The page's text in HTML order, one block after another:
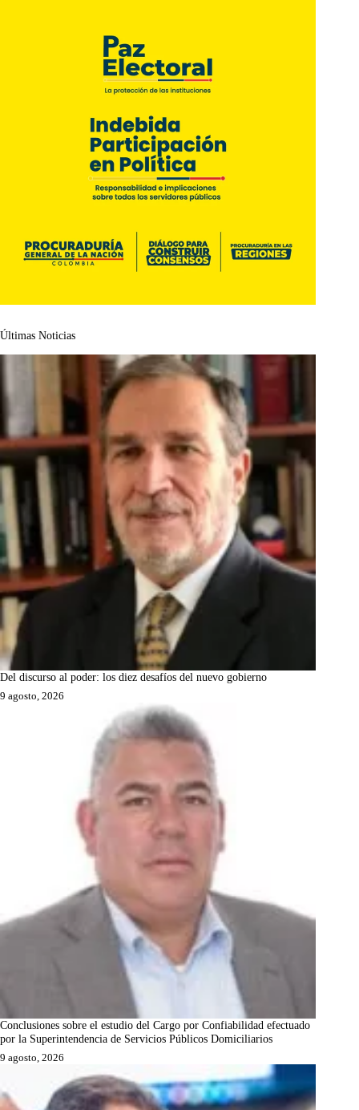
Últimas Noticias
Del discurso al poder: los diez desafíos del nuevo gobierno
9 agosto, 2026
Conclusiones sobre el estudio del Cargo por Confiabilidad efectuado
por la Superintendencia de Servicios Públicos Domiciliarios
9 agosto, 2026